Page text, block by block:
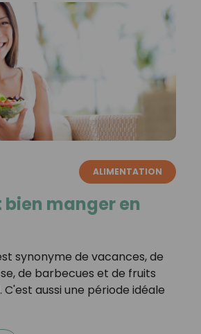
ALIMENTATION
manger en
synonyme de vacances, de
de barbecues et de fruits
C'est aussi une période idéale